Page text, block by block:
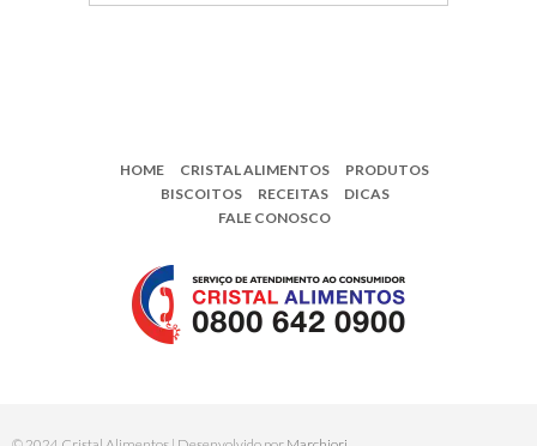
HOME CRISTAL ALIMENTOS
PRODUTOS
BISCOITOS
RECEITAS
DICAS
FALE CONOSCO